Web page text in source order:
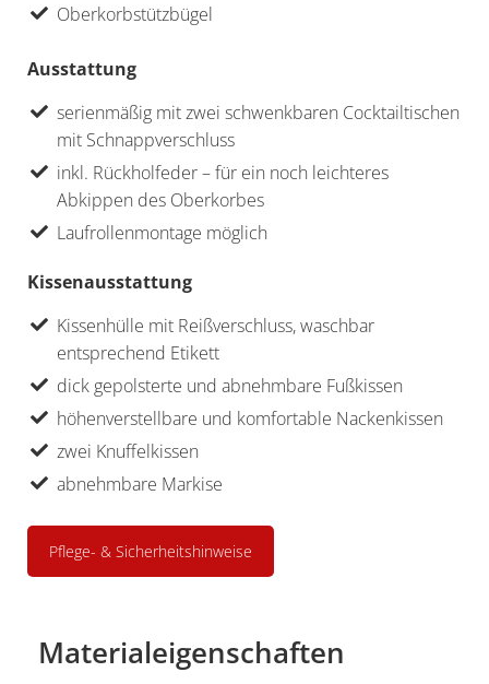
Oberkorbstützbügel
Ausstattung
serienmäßig mit zwei schwenkbaren Cocktailtischen
mit Schnappverschluss
inkl. Rückholfeder – für ein noch leichteres
Abkippen des Oberkorbes
Laufrollenmontage möglich
Kissenausstattung
Kissenhülle mit Reißverschluss, waschbar
entsprechend Etikett
dick gepolsterte und abnehmbare Fußkissen
höhenverstellbare und komfortable Nackenkissen
zwei Knuffelkissen
abnehmbare Markise
Pflege- & Sicherheitshinweise
Materialeigenschaften